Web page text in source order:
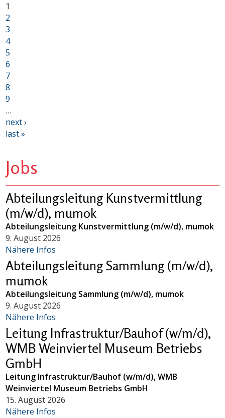
1
2
3
4
5
6
7
8
9
…
next ›
last »
Jobs
Abteilungsleitung Kunstvermittlung
(m/w/d), mumok
Abteilungsleitung Kunstvermittlung (m/w/d), mumok
9. August 2026
Nähere Infos
Abteilungsleitung Sammlung (m/w/d),
mumok
Abteilungsleitung Sammlung (m/w/d), mumok
9. August 2026
Nähere Infos
Leitung Infrastruktur/Bauhof (w/m/d),
WMB Weinviertel Museum Betriebs
GmbH
Leitung Infrastruktur/Bauhof (w/m/d), WMB
Weinviertel Museum Betriebs GmbH
15. August 2026
Nähere Infos